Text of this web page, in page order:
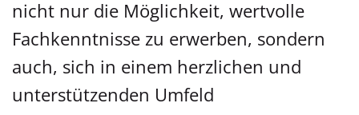
nicht nur die Möglichkeit, wertvolle
Fachkenntnisse zu erwerben, sondern
auch, sich in einem herzlichen und
unterstützenden Umfeld